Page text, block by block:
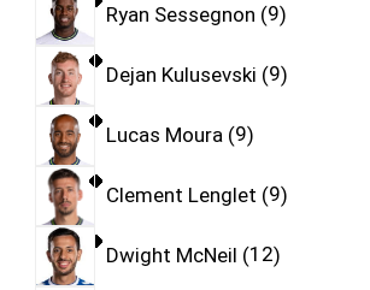
Ryan Sessegnon 9
Dejan Kulusevski 9
Lucas Moura 9
Clement Lenglet 9
Dwight McNeil 12